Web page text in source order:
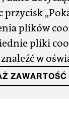
przycisk
plików
pliki
w